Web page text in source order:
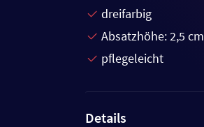
dreifarbig
Absatzhöhe: 2,5 cm
pflegeleicht
Details